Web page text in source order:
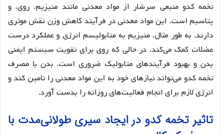
تخمه کدو منبعی سرشار از مواد معدنی مانند منیزیم، روی، و
پتاسیم است. این مواد معدنی در فرآیند کاهش وزن نقش موثری
دارند. به طور مثال، منیزیم به متابولیسم انرژی و عملکرد درست
عضلات کمک می‌کند، در حالی که روی برای تقویت سیستم ایمنی
بدن و بهبود فرآیندهای متابولیک ضروری است. بدن با مصرف
تخمه کدو می‌تواند نیازهای خود به این مواد معدنی را تامین کند و
انرژی لازم برای انجام فعالیت‌های روزانه را بدست آورد.
تاثیر تخمه کدو در ایجاد سیری طولانی‌مدت با